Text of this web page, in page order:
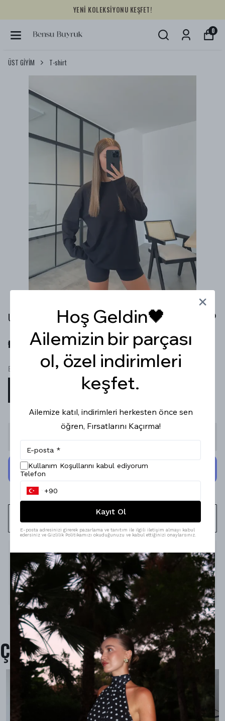
YENİ KOLEKSİYONU KEŞFET!
0
ÜST GİYİM T-shirt
UZUN KOLLU SİYAH BASİC T-SHİRT
₺ 499.99
Beden
Stoğa Gelince Haber Ver
WHATSAPP
Ürün Açıklaması
Model Ölçüleri : 167cm/53kg
Modelin Beden : STANDART beden
Ürün İçeriği : -
Ürün Boyu : -
Çok Satanlar
Hoş Geldin🖤
Ailemizin bir parçası
ol, özel indirimleri
keşfet.
Ailemize katıl, indirimleri herkesten önce sen
öğren, Fırsatlarını Kaçırma!
Kullanım Koşullarını kabul ediyorum
Telefon
Kayıt Ol
E-posta adresinizi girerek pazarlama ve tanıtım ile ilgili iletişim almayı kabul
edersiniz ve Gizlilik Politikamızı okuduğunuzu ve kabul ettiğinizi onaylarsınız.